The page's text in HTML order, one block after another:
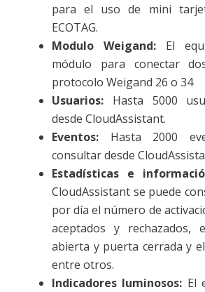
para el uso de mini
ECOTAG.
Modulo Weigand: El
módulo para conectar
protocolo Weigand 26 o 34
Usuarios: Hasta 5000
desde CloudAssistant.
Eventos: Hasta 2000
consultar desde
Estadísticas e
CloudAssistant se puede
por día el número de
aceptados y rechazados,
abierta y puerta cerrada y
entre otros.
Indicadores luminosos: El